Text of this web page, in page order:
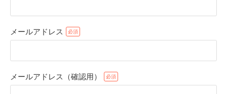
メールアドレス
メールアドレス（確認用）アプリで開く